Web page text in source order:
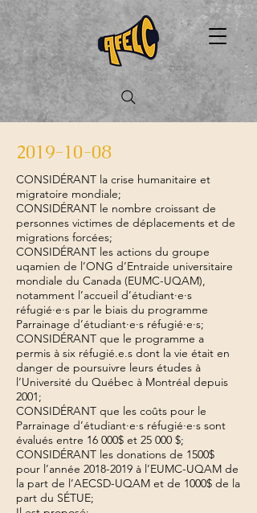
2019-10-08
CONSIDÉRANT la crise humanitaire et
migratoire mondiale;
CONSIDÉRANT le nombre croissant de
personnes victimes de déplacements et de
migrations forcées;
CONSIDÉRANT les actions du groupe
uqamien de l’ONG d’Entraide universitaire
mondiale du Canada (EUMC-UQAM),
notamment l’accueil d’étudiant·e·s
réfugié·e·s par le biais du programme
Parrainage d’étudiant·e·s réfugié·e·s;
CONSIDÉRANT que le programme a
permis à six réfugié.e.s dont la vie était en
danger de poursuivre leurs études à
l’Université du Québec à Montréal depuis
2001;
CONSIDÉRANT que les coûts pour le
Parrainage d’étudiant·e·s réfugié·e·s sont
évalués entre 16 000$ et 25 000 $;
CONSIDÉRANT les donations de 1500$
pour l’année 2018-2019 à l’EUMC-UQAM de
la part de l’AECSD-UQAM et de 1000$ de la
part du SÉTUE;